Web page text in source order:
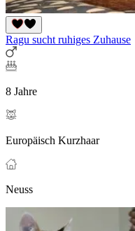
Ragu sucht ruhiges Zuhause
8 Jahre
Europäisch Kurzhaar
Neuss